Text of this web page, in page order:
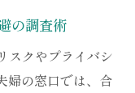
活用サポート
の調査術
スクやプライバシ
婦の窓口では、合